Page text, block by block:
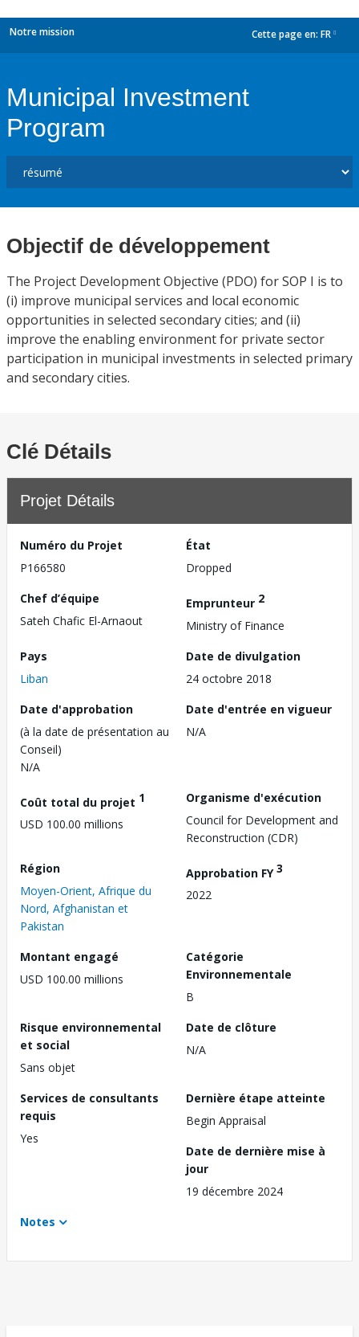
Notre mission Cette page en: FR
Municipal Investment
Program
Objectif de développement
The Project Development Objective (PDO) for SOP I is to
(i) improve municipal services and local economic
opportunities in selected secondary cities; and (ii)
improve the enabling environment for private sector
participation in municipal investments in selected primary
and secondary cities.
Clé Détails
Projet Détails
Numéro du Projet
P166580
État
Dropped
Chef d’équipe
Sateh Chafic El-Arnaout
Emprunteur 2
Ministry of Finance
Pays
Liban
Date de divulgation
24 octobre 2018
Date d'approbation
(à la date de présentation au
Conseil)
N/A
Date d'entrée en vigueur
N/A
Coût total du projet 1
USD 100.00 millions
Organisme d'exécution
Council for Development and
Reconstruction (CDR)
Région
Moyen-Orient, Afrique du
Nord, Afghanistan et
Pakistan
Approbation FY3
2022
Montant engagé
USD 100.00 millions
Catégorie
Environnementale
B
Risque environnemental
et social
Sans objet
Date de clôture
N/A
Services de consultants
requis
Yes
Dernière étape atteinte
Begin Appraisal
Date de dernière mise à
jour
19 décembre 2024
Notes